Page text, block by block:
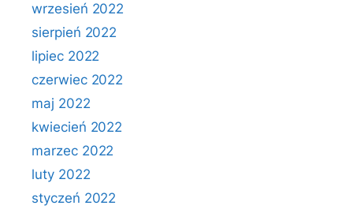
wrzesień 2022
sierpień 2022
lipiec 2022
czerwiec 2022
maj 2022
kwiecień 2022
marzec 2022
luty 2022
styczeń 2022